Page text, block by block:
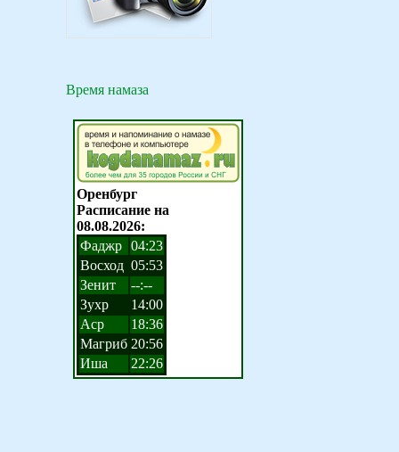
Время намаза